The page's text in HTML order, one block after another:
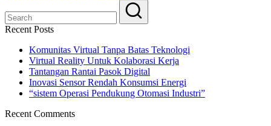
Recent Posts
Komunitas Virtual Tanpa Batas Teknologi
Virtual Reality Untuk Kolaborasi Kerja
Tantangan Rantai Pasok Digital
Inovasi Sensor Rendah Konsumsi Energi
“sistem Operasi Pendukung Otomasi Industri”
Recent Comments